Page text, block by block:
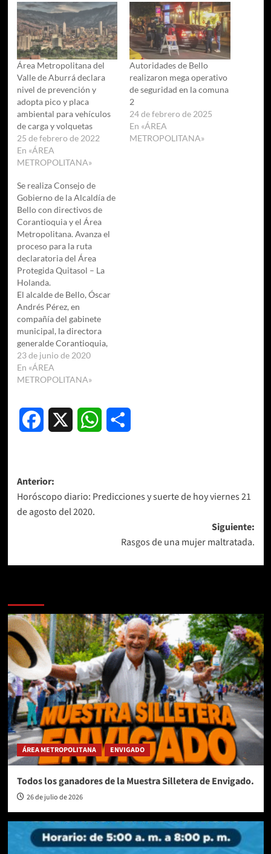
Área Metropolitana del
Valle de Aburrá declara
nivel de prevención y
adopta pico y placa
ambiental para vehículos
de carga y volquetas​
25 de febrero de 2022
En «ÁREA
METROPOLITANA»
Autoridades de Bello
realizaron mega operativo
de seguridad en la comuna
2
24 de febrero de 2025
En «ÁREA
METROPOLITANA»
Se realiza Consejo de
Gobierno de la Alcaldía de
Bello con directivos de
Corantioquia y el Área
Metropolitana. Avanza el
proceso para la ruta
declaratoria del Área
Protegida Quitasol – La
Holanda.
El alcalde de Bello, Óscar
Andrés Pérez, en
compañía del gabinete
municipal, la directora
generalde Corantioquia,
Ana Ligia Mora Martínez y
subdirectores, además, del
director del
primario de la entidad,
realizan el Consejo
23 de junio de 2020
En «ÁREA
METROPOLITANA»
Facebook WhatsApp
Navegación
de
entradas
Anterior:
Horóscopo diario: Predicciones y suerte de hoy viernes 21
de agosto del 2020.
Siguiente:
Rasgos de una mujer maltratada.
ÁREA METROPOLITANA ENVIGADO
Todos los ganadores de la Muestra Silletera de Envigado.
26 de julio de 2026